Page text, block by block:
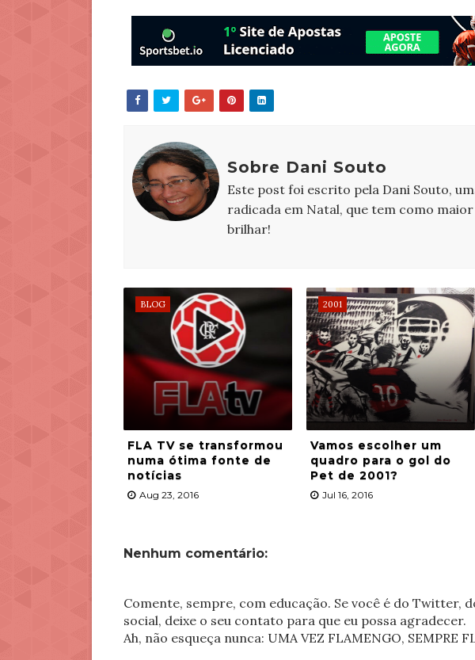
Sobre Dani Souto
Este post foi escrito pela Dani Souto,
radicada em Natal, que tem como
brilhar!
BLOG
FLA TV se transformou
numa ótima fonte de
notícias
Aug 23, 2016
2001
Vamos escolher um
quadro para o gol do
Pet de 2001?
Jul 16, 2016
Nenhum comentário:
Comente, sempre, com educação. Se você é do Twitter,
social, deixe o seu contato para que eu possa agradecer.
Ah, não esqueça nunca: UMA VEZ FLAMENGO, SEMPRE